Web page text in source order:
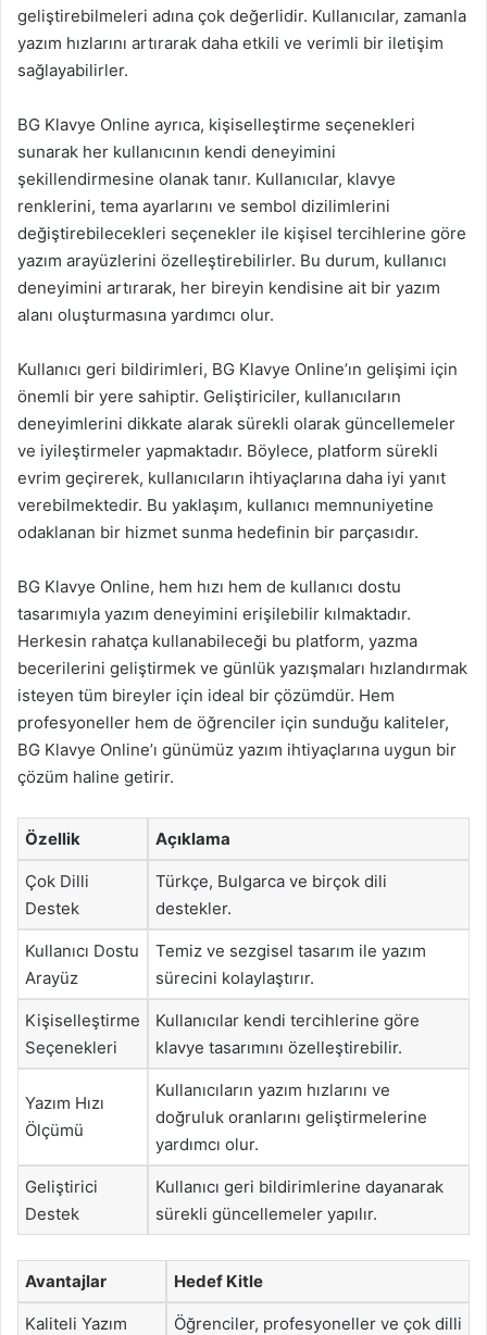
geliştirebilmeleri adına çok değerlidir. Kullanıcılar, zamanla
yazım hızlarını artırarak daha etkili ve verimli bir iletişim
sağlayabilirler.
BG Klavye Online ayrıca, kişiselleştirme seçenekleri
sunarak her kullanıcının kendi deneyimini
şekillendirmesine olanak tanır. Kullanıcılar, klavye
renklerini, tema ayarlarını ve sembol dizilimlerini
değiştirebilecekleri seçenekler ile kişisel tercihlerine göre
yazım arayüzlerini özelleştirebilirler. Bu durum, kullanıcı
deneyimini artırarak, her bireyin kendisine ait bir yazım
alanı oluşturmasına yardımcı olur.
Kullanıcı geri bildirimleri, BG Klavye Online’ın gelişimi için
önemli bir yere sahiptir. Geliştiriciler, kullanıcıların
deneyimlerini dikkate alarak sürekli olarak güncellemeler
ve iyileştirmeler yapmaktadır. Böylece, platform sürekli
evrim geçirerek, kullanıcıların ihtiyaçlarına daha iyi yanıt
verebilmektedir. Bu yaklaşım, kullanıcı memnuniyetine
odaklanan bir hizmet sunma hedefinin bir parçasıdır.
BG Klavye Online, hem hızı hem de kullanıcı dostu
tasarımıyla yazım deneyimini erişilebilir kılmaktadır.
Herkesin rahatça kullanabileceği bu platform, yazma
becerilerini geliştirmek ve günlük yazışmaları hızlandırmak
isteyen tüm bireyler için ideal bir çözümdür. Hem
profesyoneller hem de öğrenciler için sunduğu kaliteler,
BG Klavye Online’ı günümüz yazım ihtiyaçlarına uygun bir
çözüm haline getirir.
Özellik Açıklama
Çok Dilli
Destek
Türkçe, Bulgarca ve birçok dili
destekler.
Kullanıcı Dostu
Arayüz
Temiz ve sezgisel tasarım ile yazım
sürecini kolaylaştırır.
Kişiselleştirme
Seçenekleri
Kullanıcılar kendi tercihlerine göre
klavye tasarımını özelleştirebilir.
Yazım Hızı
Ölçümü
Kullanıcıların yazım hızlarını ve
doğruluk oranlarını geliştirmelerine
yardımcı olur.
Geliştirici
Destek
Kullanıcı geri bildirimlerine dayanarak
sürekli güncellemeler yapılır.
Avantajlar Hedef Kitle
Kaliteli Yazım
Öğrenciler, profesyoneller ve çok dilli